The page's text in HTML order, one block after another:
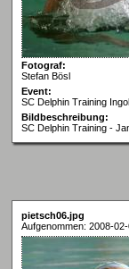
Fotograf:
Stefan Bösl
Event:
SC Delphin Training
Bildbeschreibung:
SC Delphin Training -
pietsch06.jpg
Aufgenommen: 2008-